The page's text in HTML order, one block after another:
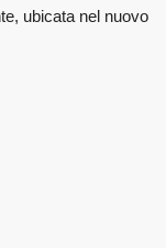
ubicata nel nuovo